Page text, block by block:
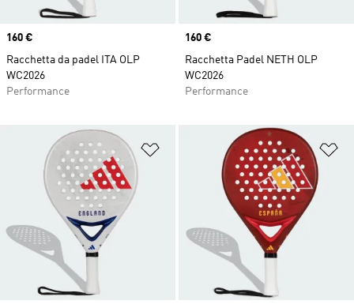
Price
160 €
Racchetta da padel ITA OLP
WC2026
Performance
Price
160 €
Racchetta Padel NETH OLP
WC2026
Performance
Aggiungi alla lista dei desideri